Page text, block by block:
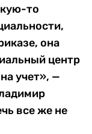
то
она
центр
учет», —
все же не